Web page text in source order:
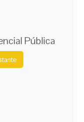
Pública